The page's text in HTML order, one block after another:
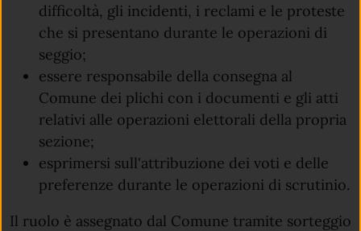
difficoltà, gli incidenti, i reclami e le proteste
che si presentano durante le operazioni di
seggio;
essere responsabile della consegna al
Comune dei plichi con i documenti e gli atti
relativi alle operazioni elettorali della propria
sezione;
esprimersi sull'attribuzione dei voti e delle
preferenze durante le operazioni di scrutinio.
Il ruolo è assegnato dal Comune tramite sorteggio